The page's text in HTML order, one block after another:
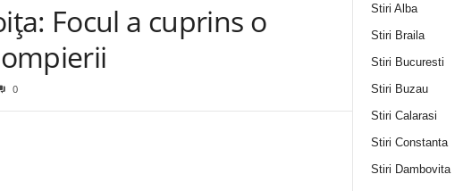
Focul a cuprins o
0
Stiri Alba
Stiri Braila
Stiri Bucuresti
Stiri Buzau
Stiri Calarasi
Stiri Constanta
Stiri Dambovita